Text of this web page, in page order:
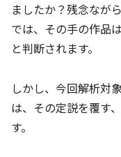
ましたか？残念なが
では、その手の作品
と判断されます。
しかし、今回解析対
は、その定説を覆す
す。